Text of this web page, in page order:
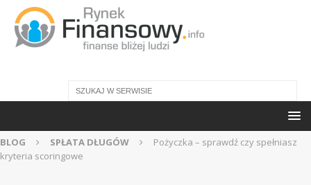
BLOG SPŁATA DŁUGÓW
Pożyczka – sprawdź czy spełniasz
kryteria scoringowe